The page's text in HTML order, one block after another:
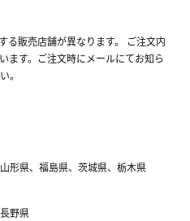
る販売店舗が異なります。 ご注文内
ます。ご注文時にメールにてお知ら
。
形県、福島県、茨城県、栃木県
野県